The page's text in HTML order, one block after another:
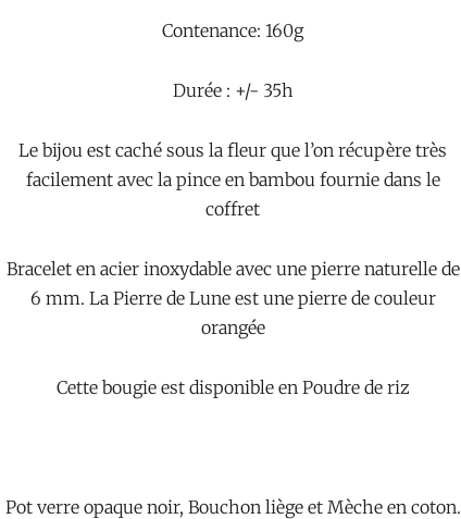
Contenance: 160g
Durée : +/- 35h
Le bijou est caché sous la fleur que l’on récupère très
facilement avec la pince en bambou fournie dans le
coffret
Bracelet en acier inoxydable avec une pierre naturelle de
6 mm. La Pierre de Lune est une pierre de couleur
orangée
Cette bougie est disponible en Poudre de riz
Pot verre opaque noir, Bouchon liège et Mèche en coton.